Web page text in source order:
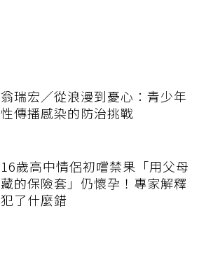
翁瑞宏／從浪漫到憂心：青少年
性傳播感染的防治挑戰
16歲高中情侶初嚐禁果「用父母
藏的保險套」仍懷孕！專家解釋
犯了什麼錯